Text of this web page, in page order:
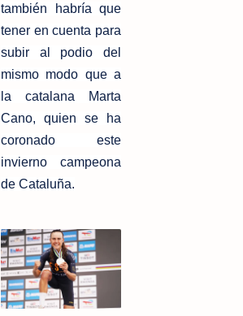
también habría que
tener en cuenta para
subir al podio del
mismo modo que a
la catalana Marta
Cano, quien se ha
coronado este
invierno campeona
de Cataluña.